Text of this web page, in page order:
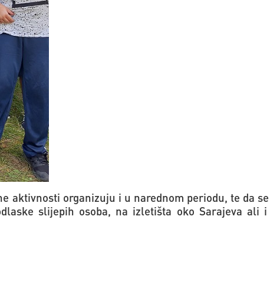
aktivnosti organizuju i u narednom periodu, te da
slijepih osoba, na izletišta oko Sarajeva ali i